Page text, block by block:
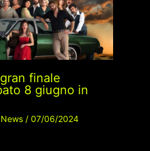
finale
8 giugno in
News/ 07/06/2024